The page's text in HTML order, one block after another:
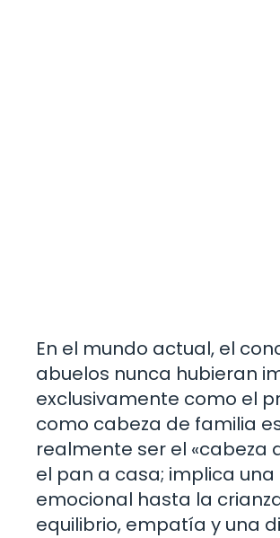
En el mundo actual, el
abuelos nunca hubieran
exclusivamente como el
como cabeza de familia
realmente ser el «cabeza
el pan a casa; implica
emocional hasta la
equilibrio, empatía y una